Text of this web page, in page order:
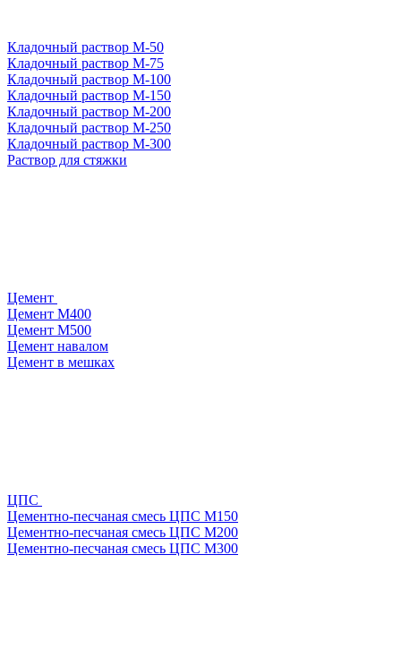
Кладочный раствор М-50
Кладочный раствор М-75
Кладочный раствор М-100
Кладочный раствор М-150
Кладочный раствор М-200
Кладочный раствор М-250
Кладочный раствор М-300
Раствор для стяжки
Цемент
Цемент М400
Цемент М500
Цемент навалом
Цемент в мешках
ЦПС
Цементно-песчаная смесь ЦПС М150
Цементно-песчаная смесь ЦПС М200
Цементно-песчаная смесь ЦПС М300